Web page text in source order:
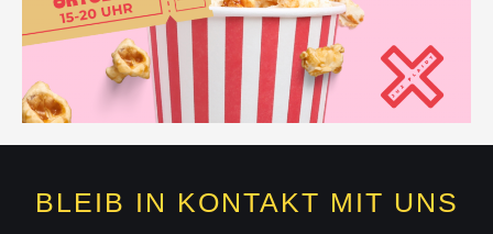
BLEIB IN KONTAKT MIT UNS